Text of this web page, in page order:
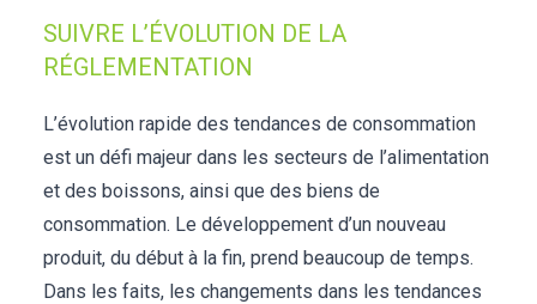
SUIVRE L’ÉVOLUTION DE LA
RÉGLEMENTATION
L’évolution rapide des tendances de consommation
est un défi majeur dans les secteurs de l’alimentation
et des boissons, ainsi que des biens de
consommation. Le développement d’un nouveau
produit, du début à la fin, prend beaucoup de temps.
Dans les faits, les changements dans les tendances